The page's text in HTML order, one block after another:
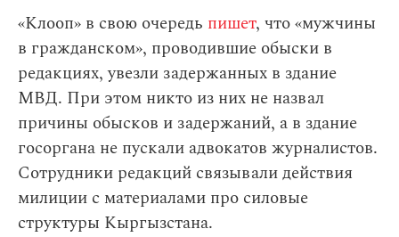
«Клооп» в свою очередь пишет, что «мужчины
в гражданском», проводившие обыски в
редакциях, увезли задержанных в здание
МВД. При этом никто из них не назвал
причины обысков и задержаний, а в здание
госоргана не пускали адвокатов журналистов.
Сотрудники редакций связывали действия
милиции с материалами про силовые
структуры Кыргызстана.